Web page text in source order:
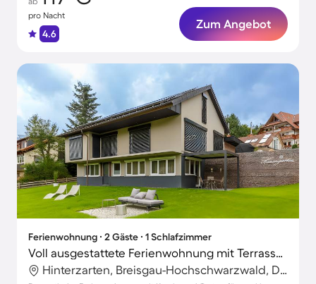
pro Nacht
4.6
Zum Angebot
Ferienwohnung ∙ 2 Gäste ∙ 1 Schlafzimmer
Voll ausgestattete Ferienwohnung mit Terrasse, Grill und Garten | Flussblick
Hinterzarten, Breisgau-Hochschwarzwald, Deutschland